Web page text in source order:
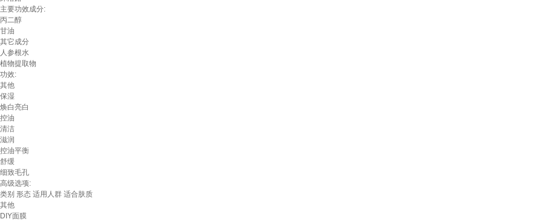
主要功效成分:
丙二醇
甘油
其它成分
人参根水
植物提取物
功效:
其他
保湿
焕白亮白
控油
清洁
滋润
控油平衡
舒缓
细致毛孔
高级选项:
类别 形态 适用人群 适合肤质
其他
DIY面膜